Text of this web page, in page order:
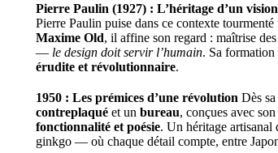
Pierre Paulin (1927) : L’héritage d’un
Pierre Paulin puise dans ce contexte tourmenté
Maxime Old, il affine son regard : maîtrise
— le design doit servir l’humain. Sa formation
érudite et révolutionnaire.
1950 : Les prémices d’une révolution Dès
contreplaqué et un bureau, conçues avec
fonctionnalité et poésie. Un héritage
ginkgo — où chaque détail compte, entre